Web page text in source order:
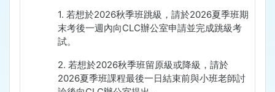
1. 若想於2026秋季班跳級，請於2026夏季班期
末考後一週內向CLC辦公室申請並完成跳級考
試。
2. 若想於2026秋季班留原級或降級，請於
2026夏季班課程最後一日結束前與小班老師討